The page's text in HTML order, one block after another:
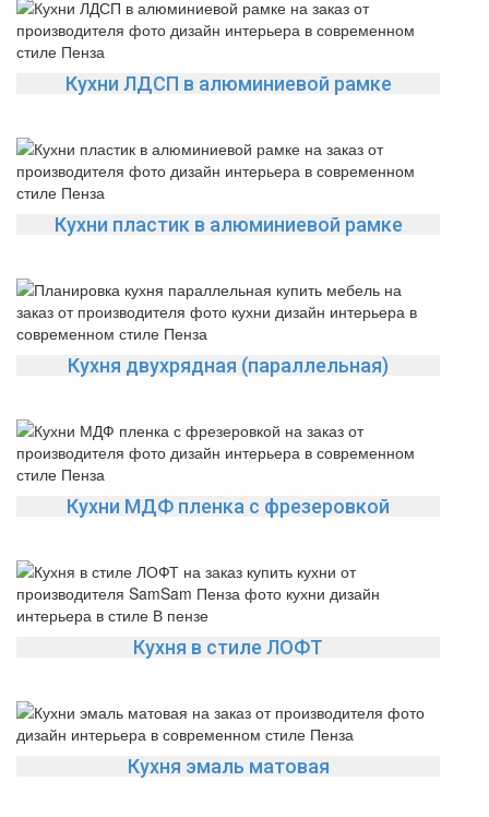
Кухни ЛДСП в алюминиевой рамке
Кухни пластик в алюминиевой рамке
Кухня двухрядная (параллельная)
Кухни МДФ пленка с фрезеровкой
Кухня в стиле ЛОФТ
Кухня эмаль матовая